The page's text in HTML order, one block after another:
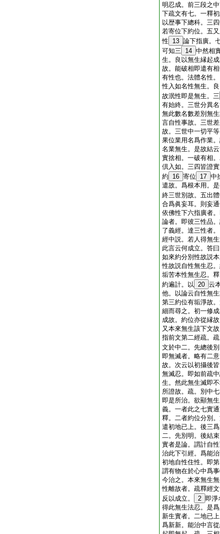
明忍成。前三段之
下疏文有七。一釋
以歴事下總科。三
若寄位下約位。五
性
13 論下指廣。
可知三
14 中然相
生。良以無生縁起
故。能破相即遣有
有性也。法體名性
性入如名性無生。
故泯性即是無生。三
有始終。三世分異
無此數名數差別無
言自性事故。三世
故。三世中一切平
果位業用名爲作業
名業無生。是故結
實捨相。一破有相
倶入如。三四皆證
約
16 寄位 17 中
遣故。爲根本用。
終三世別故。五出
合爲眞妄耳。則妄
依佛性下六指廣者
論者。即彼三性品
了義經。達三性者
經中説。若人得無
此言云何成立。答
如來約分別性故説
性故説自性無生忍
垢苦本性無生忍。
約遍計。以 20 云
他。以論云自性無
第三約位有垢淨故
細而尋之。初一修
成故。約位亦從縁
又本來無生該下文
指前文第二經疏。
文於中二。先總後
即無滅者。略有二
故。次云以初攝後
無滅忍。即如前疏
生。然此無生滅即
所證故。疏。別中
即是所治。欲顯無
義。一者此之七實
釋。二者約位分別
遣初地已上。後三
二。先別明。後結
實者是論。謂計自
治此下引經。爲能
初地自性住性。即
謂有物在於心中爲
今治之。本來無生
性離故者。疏釋經
反以成立。
2 即淨
得此無生法忍。是
新生實者。二地已
爲新新。能治中言